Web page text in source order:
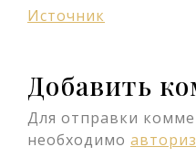
Источник
Добавить
Для отправки
необходимо